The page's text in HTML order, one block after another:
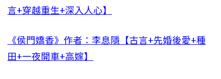
言+穿越重生+深入人心】
《侯門嬌香》作者：李息隱【古言+先婚後愛+種
田+一夜開車+高嫁】